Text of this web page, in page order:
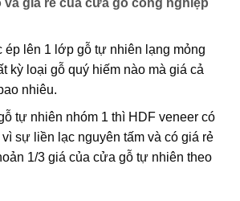
ép lên 1 lớp gỗ tự nhiên lạng mỏng
kỳ loại gỗ quý hiếm nào mà giá cả
nhiêu.
tự nhiên nhóm 1 thì HDF veneer có
sự liền lạc nguyên tấm và có giá rẻ
1/3 giá của cửa gỗ tự nhiên theo